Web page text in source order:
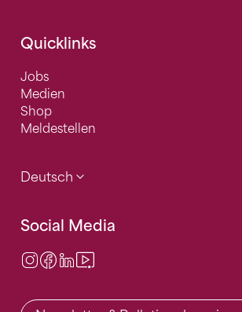
Quicklinks
Jobs
Medien
Shop
Meldestellen
Deutsch
Social Media
Instagram
Facebook
LinkedIn